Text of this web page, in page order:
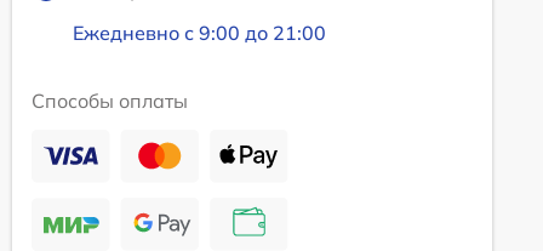
Ежедневно с 9:00 до 21:00
Способы оплаты